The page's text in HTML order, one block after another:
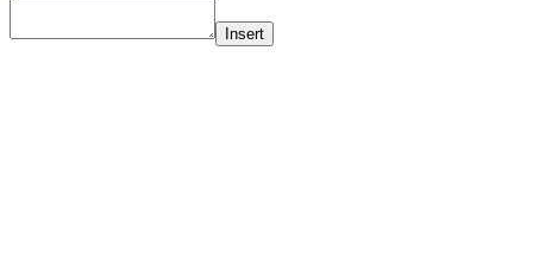
Insert